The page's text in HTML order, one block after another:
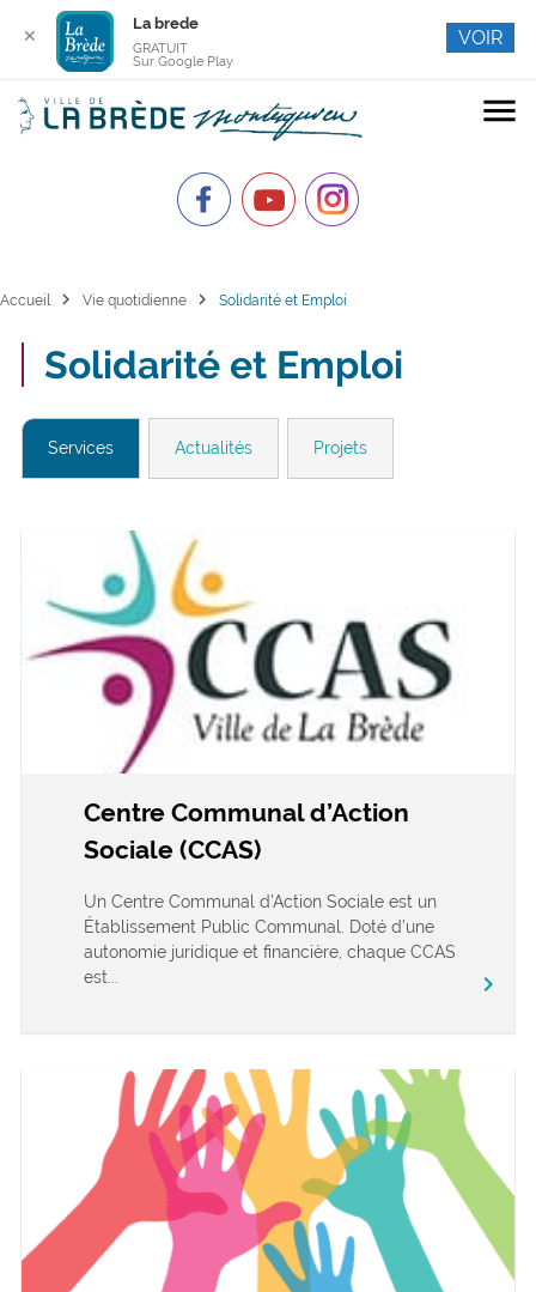
menu
Accueil chevron_right Vie quotidienne chevron_right Solidarité et Emploi
Solidarité et Emploi
Services Actualités Projets
Centre Communal d’Action
Sociale (CCAS)
Un Centre Communal d’Action Sociale est un
Établissement Public Communal. Doté d’une
autonomie juridique et financière, chaque CCAS
est...
chevron_right
✕
La brede
GRATUIT
Sur Google Play
VOIR